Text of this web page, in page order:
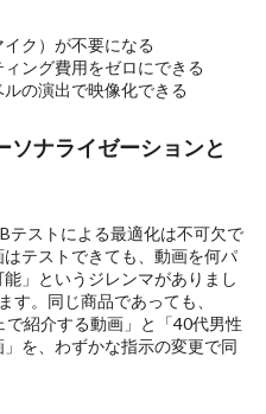
ク）が不要になる
ング費用をゼロにできる
の演出で映像化できる
ソナライゼーションと
テストによる最適化は不可欠で
テストできても、動画を何パ
」というジレンマがありまし
す。同じ商品であっても、
で紹介する動画」と「40代男性
を、わずかな指示の変更で同